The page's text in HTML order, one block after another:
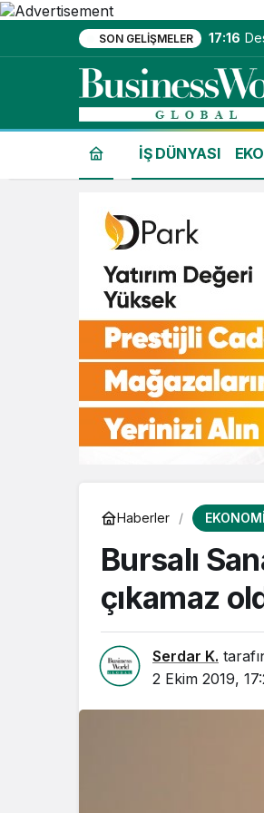
SON GELIŞMELER 17:16
İŞ DÜNYASI
Haberler EKONOMİ
Bursalı
çıkamaz
Serdar K.
2 Ekim 2019,